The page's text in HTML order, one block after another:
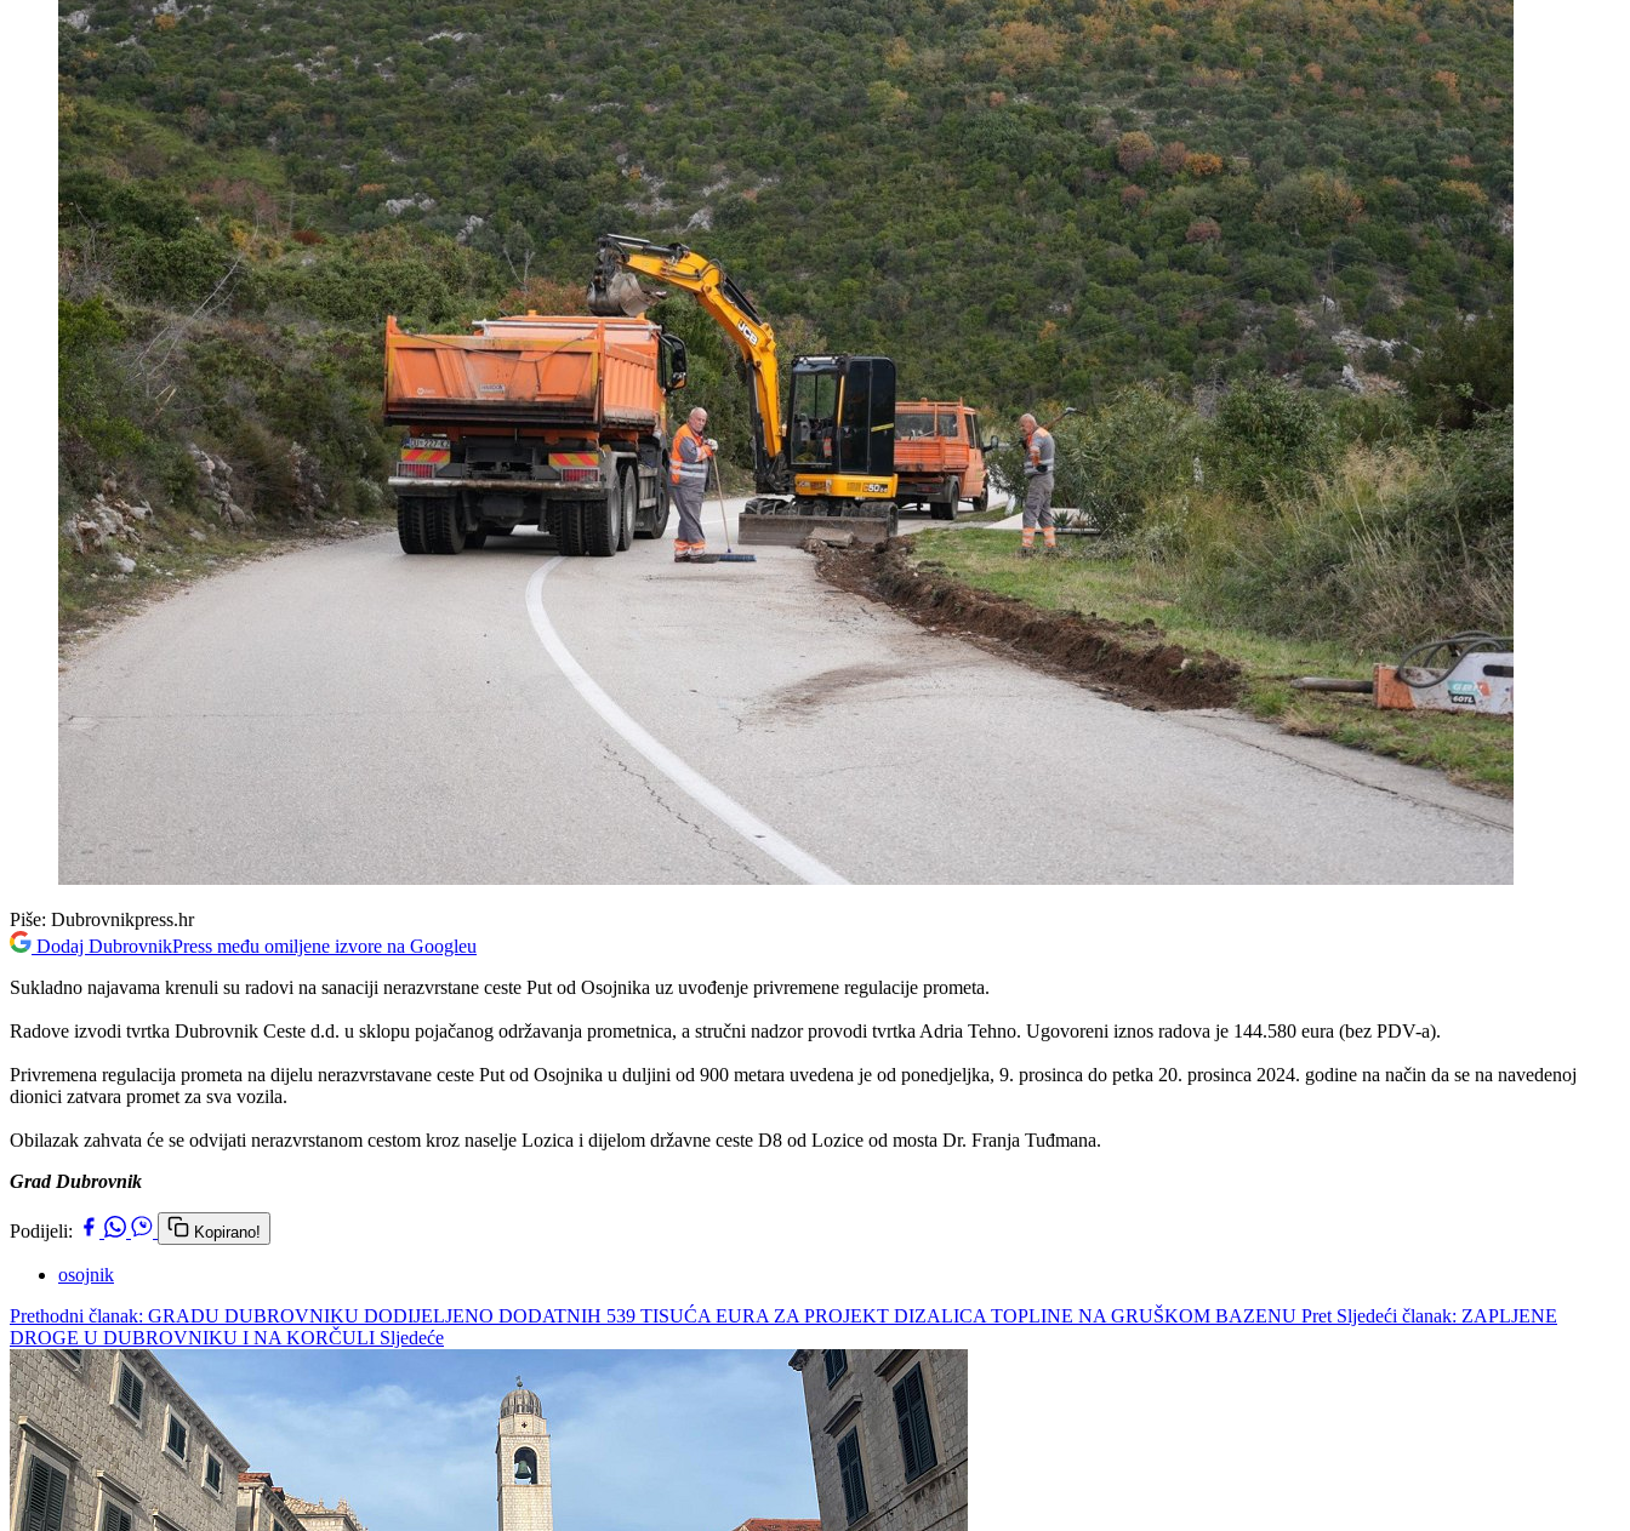
Piše: Dubrovnikpress.hr
Dodaj DubrovnikPress među omiljene izvore na Googleu
Sukladno najavama krenuli su radovi na sanaciji nerazvrstane ceste Put od Osojnika uz uvođenje privremene regulacije prometa.
Radove izvodi tvrtka Dubrovnik Ceste d.d. u sklopu pojačanog održavanja prometnica, a stručni nadzor provodi tvrtka Adria Tehno. Ugovoreni iznos radova je 144.580 eura (bez PDV-a).
Privremena regulacija prometa na dijelu nerazvrstavane ceste Put od Osojnika u duljini od 900 metara uvedena je od ponedjeljka, 9. prosinca do petka 20. prosinca 2024. godine na način da se na navedenoj
dionici zatvara promet za sva vozila.
Obilazak zahvata će se odvijati nerazvrstanom cestom kroz naselje Lozica i dijelom državne ceste D8 od Lozice od mosta Dr. Franja Tuđmana.
Grad Dubrovnik
Podijeli: Kopirano!
osojnik
Prethodni članak: GRADU DUBROVNIKU DODIJELJENO DODATNIH 539 TISUĆA EURA ZA PROJEKT DIZALICA TOPLINE NA GRUŠKOM BAZENU Pret Sljedeći članak: ZAPLJENE
DROGE U DUBROVNIKU I NA KORČULI Sljedeće